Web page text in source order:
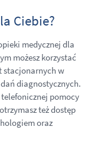
Ciebie?
medycznej dla
możesz korzystać
stacjonarnych w
diagnostycznych.
pomocy
też dostęp
oraz